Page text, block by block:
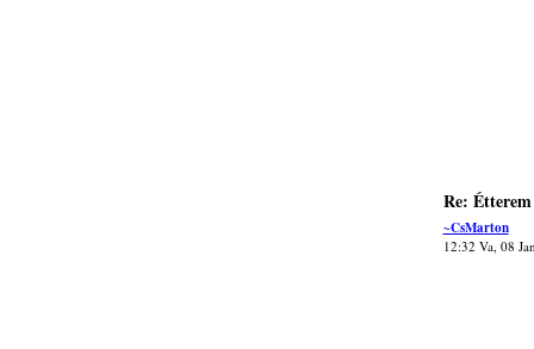
Re: Étterem
~CsMarton
12:32 Va, 08